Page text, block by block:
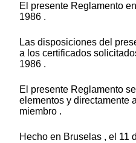
El presente Reglamento
1986 .
Las disposiciones del
a los certificados
1986 .
El presente Reglamento
elementos y directamente
miembro .
Hecho en Bruselas , el 11